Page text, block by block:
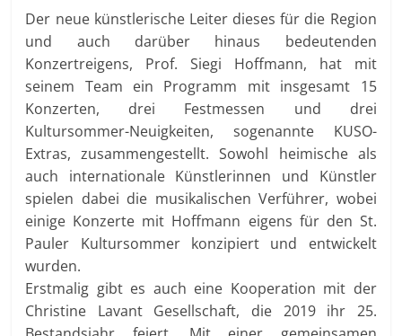
Der neue künstlerische Leiter dieses für die Region
und auch darüber hinaus bedeutenden
Konzertreigens, Prof. Siegi Hoffmann, hat mit
seinem Team ein Programm mit insgesamt 15
Konzerten, drei Festmessen und drei
Kultursommer-Neuigkeiten, sogenannte KUSO-
Extras, zusammengestellt. Sowohl heimische als
auch internationale Künstlerinnen und Künstler
spielen dabei die musikalischen Verführer, wobei
einige Konzerte mit Hoffmann eigens für den St.
Pauler Kultursommer konzipiert und entwickelt
wurden.
Erstmalig gibt es auch eine Kooperation mit der
Christine Lavant Gesellschaft, die 2019 ihr 25.